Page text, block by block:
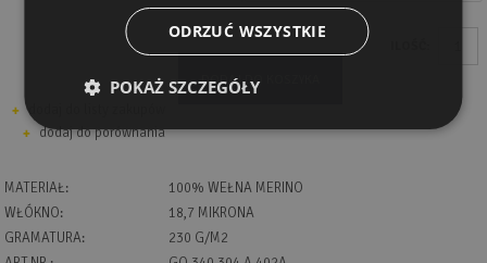
dodaj do listy zakupów
dodaj do porównania
DODAJ DO KOSZYKA
MATERIAŁ:
100% WEŁNA MERINO
WŁÓKNO:
18,7 MIKRONA
GRAMATURA:
230 G/M2
ODRZUĆ WSZYSTKIE
POKAŻ SZCZEGÓŁY